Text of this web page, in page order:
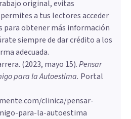
original, evitas
a tus lectores acceder
para obtener más información
siempre de dar crédito a los
adecuada.
. (2023, mayo 15).Pensar
para la Autoestima. Portal
clinica/pensar-
para-la-autoestima